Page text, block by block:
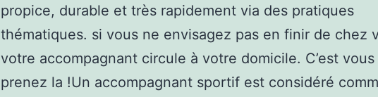
propice, durable et très rapidement via des pratiques
thématiques. si vous ne envisagez pas en finir de chez
votre accompagnant circule à votre domicile. C’est vous
prenez la !Un accompagnant sportif est considéré